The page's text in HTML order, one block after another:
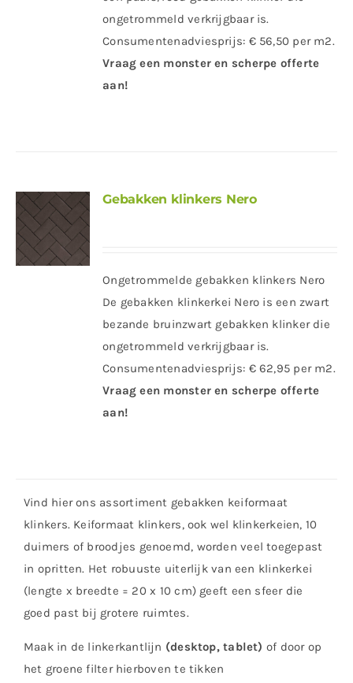
ongetrommeld verkrijgbaar is.
Consumentenadviesprijs: € 56,50 per m2.
Vraag een monster en scherpe offerte
aan!
Gebakken klinkers Nero
Ongetrommelde gebakken klinkers Nero
De gebakken klinkerkei Nero is een zwart
bezande bruinzwart gebakken klinker die
ongetrommeld verkrijgbaar is.
Consumentenadviesprijs: € 62,95 per m2.
Vraag een monster en scherpe offerte
aan!
Vind hier ons assortiment gebakken keiformaat
klinkers. Keiformaat klinkers, ook wel klinkerkeien, 10
duimers of broodjes genoemd, worden veel toegepast
in opritten. Het robuuste uiterlijk van een klinkerkei
(lengte x breedte = 20 x 10 cm) geeft een sfeer die
goed past bij grotere ruimtes.
Maak in de linkerkantlijn (desktop, tablet) of door op
het groene filter hierboven te tikken